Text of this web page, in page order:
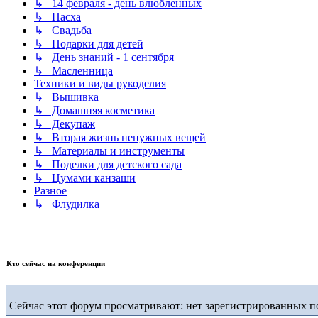
↳ 14 февраля - день влюбленных
↳ Пасха
↳ Свадьба
↳ Подарки для детей
↳ День знаний - 1 сентября
↳ Масленница
Техники и виды рукоделия
↳ Вышивка
↳ Домашняя косметика
↳ Декупаж
↳ Вторая жизнь ненужных вещей
↳ Материалы и инструменты
↳ Поделки для детского сада
↳ Цумами канзаши
Разное
↳ Флудилка
Кто сейчас на конференции
Сейчас этот форум просматривают: нет зарегистрированных